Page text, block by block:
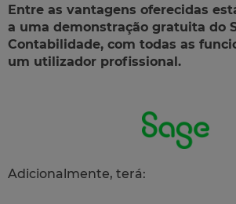
Entre as vantagens oferecidas
a uma demonstração gratuita do
Contabilidade, com todas as
um utilizador profissional.
Adicionalmente, terá: